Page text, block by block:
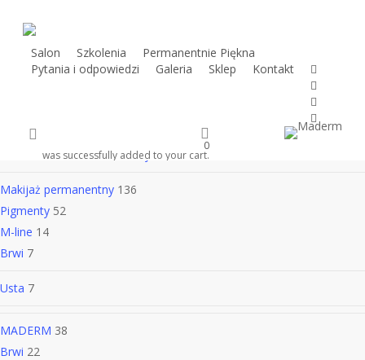
content
Salon Szkolenia
Permanentnie Piękna
Pytania i odpowiedzi
Galeria Sklep Kontakt
twitter
facebook
youtube
instagram
0
was successfully added to your cart.
WYPRZEDAŻkrótkie terminy7
Makijaż permanentny 136
Pigmenty 52
M-line 14
Brwi 7
Usta 7
MADERM 38
Brwi 22